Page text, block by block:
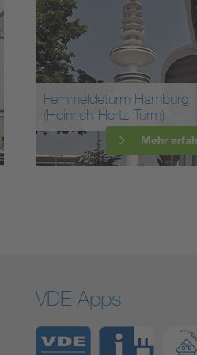
Fernmeldeturm Hamburg
(Heinrich-Hertz-Turm)
Mehr
VDE Apps